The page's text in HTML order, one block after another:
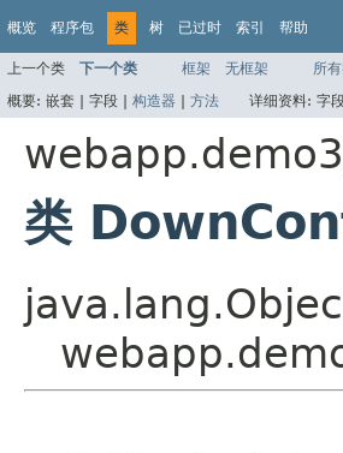
概览 程序包 类 树 已过时 索引 帮助
上一个类 下一个类 框架 无框架
所
概要: 嵌套 | 字段 | 构造器 | 方法 详细资料: 字
类